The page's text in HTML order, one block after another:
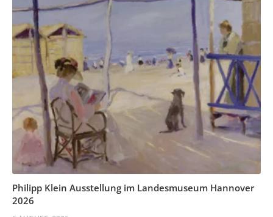
Philipp Klein Ausstellung im Landesmuseum Hannover
2026